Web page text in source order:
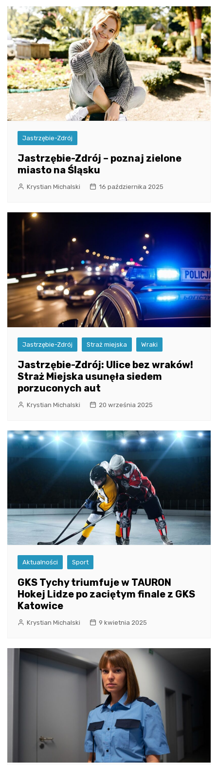
Jastrzębie-Zdrój
Jastrzębie-Zdrój – poznaj zielone
miasto na Śląsku
Krystian Michalski 16 października 2025
Jastrzębie-Zdrój Straż miejska Wraki
Jastrzębie-Zdrój: Ulice bez wraków!
Straż Miejska usunęła siedem
porzuconych aut
Krystian Michalski 20 września 2025
Aktualności Sport
GKS Tychy triumfuje w TAURON
Hokej Lidze po zaciętym finale z GKS
Katowice
Krystian Michalski 9 kwietnia 2025